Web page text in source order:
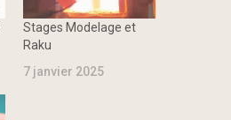
Stages Modelage et
Raku
7 janvier 2025